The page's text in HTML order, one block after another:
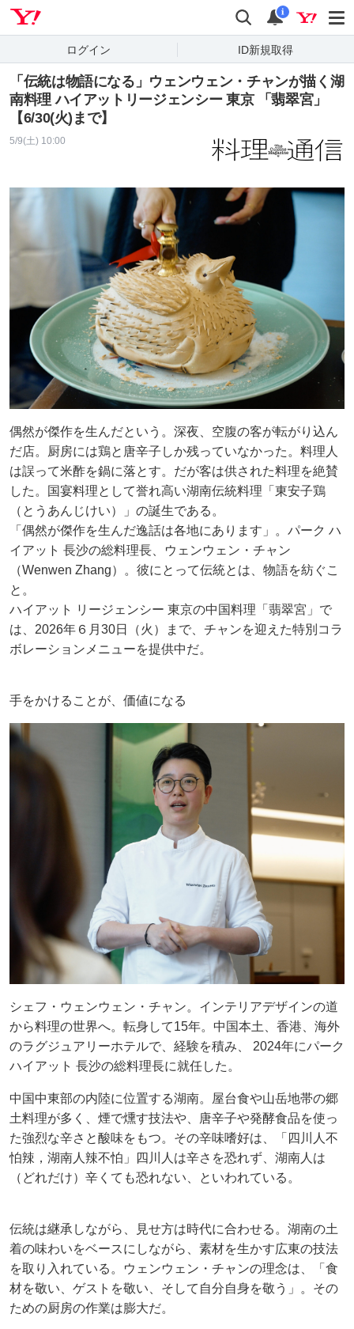
検索 通知
i
ログイン ID新規取得
「伝統は物語になる」ウェンウェン・チャンが描く湖
南料理 ハイアットリージェンシー 東京 「翡翠宮」
【6/30(火)まで】
5/9(土) 10:00
偶然が傑作を生んだという。深夜、空腹の客が転がり込ん
だ店。厨房には鶏と唐辛子しか残っていなかった。料理人
は誤って米酢を鍋に落とす。だが客は供された料理を絶賛
した。国宴料理として誉れ高い湖南伝統料理「東安子鶏
（とうあんじけい）」の誕生である。
「偶然が傑作を生んだ逸話は各地にあります」。パーク ハ
イアット 長沙の総料理長、ウェンウェン・チャン
（Wenwen Zhang）。彼にとって伝統とは、物語を紡ぐこ
と。
ハイアット リージェンシー 東京の中国料理「翡翠宮」で
は、2026年６月30日（火）まで、チャンを迎えた特別コラ
ボレーションメニューを提供中だ。
手をかけることが、価値になる
シェフ・ウェンウェン・チャン。インテリアデザインの道
から料理の世界へ。転身して15年。中国本土、香港、海外
のラグジュアリーホテルで、経験を積み、 2024年にパーク
ハイアット 長沙の総料理長に就任した。
中国中東部の内陸に位置する湖南。屋台食や山岳地帯の郷
土料理が多く、煙で燻す技法や、唐辛子や発酵食品を使っ
た強烈な辛さと酸味をもつ。その辛味嗜好は、「四川人不
怕辣，湖南人辣不怕」四川人は辛さを恐れず、湖南人は
（どれだけ）辛くても恐れない、といわれている。
伝統は継承しながら、見せ方は時代に合わせる。湖南の土
着の味わいをベースにしながら、素材を生かす広東の技法
を取り入れている。ウェンウェン・チャンの理念は、「食
材を敬い、ゲストを敬い、そして自分自身を敬う」。その
ための厨房の作業は膨大だ。